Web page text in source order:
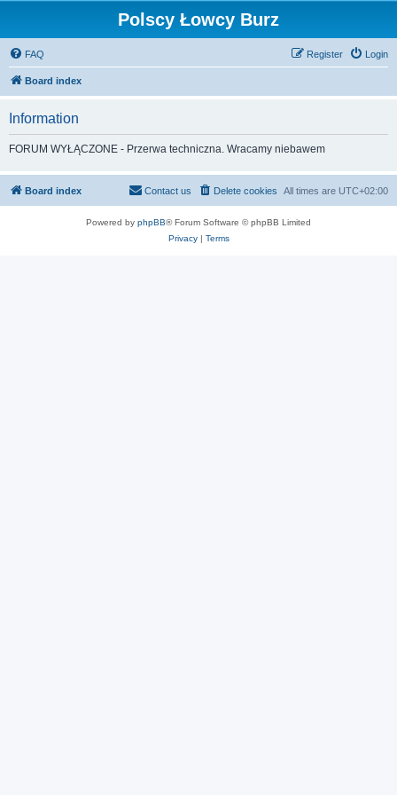
Polscy Łowcy Burz
FAQ Login
Register
Board index
Information
FORUM WYŁĄCZONE - Przerwa techniczna. Wracamy niebawem
Board index All times are UTC+02:00
Delete cookies
Contact us
Powered by phpBB® Forum Software © phpBB Limited
Privacy| Terms